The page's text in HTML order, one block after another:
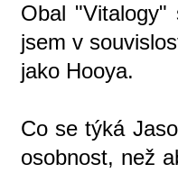
Obal
jsem v
jako Hooya.
Co se týká
osobnost, než